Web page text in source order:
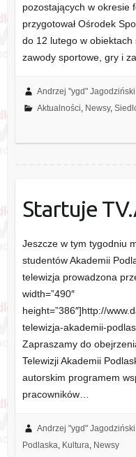
pozostających w okresie
przygotował Ośrodek
do 12 lutego w
zawody sportowe, gry i
Andrzej "ygd" Jagodziński
Aktualności Newsy,
Startuje
Jeszcze w tym tygodniu
studentów Akademii
telewizja prowadzona
width=”490″
height=”386″]http://
telewizja-akademii-
Zapraszamy do
Telewizji Akademii
autorskim programem
pracowników…
Andrzej "ygd" Jagodziński
Podlaska Kultura Newsy